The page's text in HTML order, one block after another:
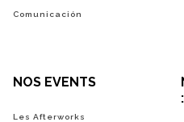
Comunicación
NOS EVENTS
Les Afterworks
: